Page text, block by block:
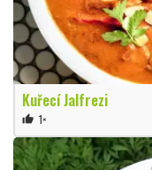
Kuřecí Jalfrezi
thumb_up 1×